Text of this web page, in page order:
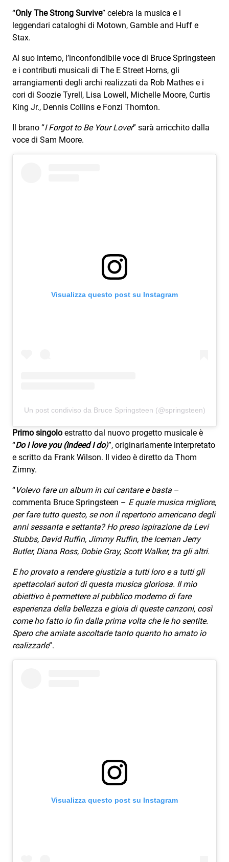
Foto
Speciali
Oroscopo
Radio Subasio Music Club
Sanremo 2026
Musica
“Only The Strong Survive” celebra la musica e i
leggendari cataloghi di Motown, Gamble and Huff e
Stax.
Al suo interno, l’inconfondibile voce di Bruce Springsteen
e i contributi musicali di The E Street Horns, gli
arrangiamenti degli archi realizzati da Rob Mathes e i
cori di Soozie Tyrell, Lisa Lowell, Michelle Moore, Curtis
King Jr., Dennis Collins e Fonzi Thornton.
Il brano “I Forgot to Be Your Lover” sarà arricchito dalla
voce di Sam Moore.
Visualizza questo post su Instagram
Un post condiviso da Bruce Springsteen (@springsteen)
Primo singolo estratto dal nuovo progetto musicale è
“Do i love you (Indeed I do)”, originariamente interpretato
e scritto da Frank Wilson. Il video è diretto da Thom
Zimny.
“Volevo fare un album in cui cantare e basta –
commenta Bruce Springsteen – E quale musica migliore,
per fare tutto questo, se non il repertorio americano degli
anni sessanta e settanta? Ho preso ispirazione da Levi
Stubbs, David Ruffin, Jimmy Ruffin, the Iceman Jerry
Butler, Diana Ross, Dobie Gray, Scott Walker, tra gli altri.
E ho provato a rendere giustizia a tutti loro e a tutti gli
spettacolari autori di questa musica gloriosa. Il mio
obiettivo è permettere al pubblico moderno di fare
esperienza della bellezza e gioia di queste canzoni, così
come ho fatto io fin dalla prima volta che le ho sentite.
Spero che amiate ascoltarle tanto quanto ho amato io
realizzarle“.
Visualizza questo post su Instagram